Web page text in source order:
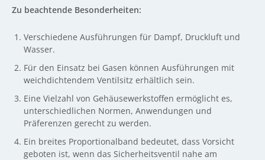
Zu beachtende Besonderheiten:
Verschiedene Ausführungen für Dampf, Druckluft und
Wasser.
Für den Einsatz bei Gasen können Ausführungen mit
weichdichtendem Ventilsitz erhältlich sein.
Eine Vielzahl von Gehäusewerkstoffen ermöglicht es,
unterschiedlichen Normen, Anwendungen und
Präferenzen gerecht zu werden.
Ein breites Proportionalband bedeutet, dass Vorsicht
geboten ist, wenn das Sicherheitsventil nahe am